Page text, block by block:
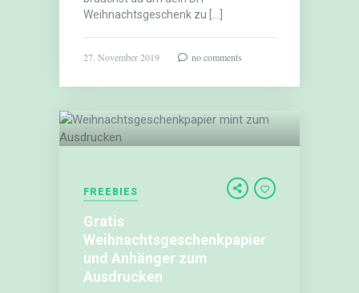
Weihnachtsgeschenk zu […]
27. November 2019 no comments
Gratis
Weihnachtsgeschenkpapier
Anhänger
Ausdrucken
FREEBIES
Gratis
Weihnachtsgeschenkpapier
und Anhänger zum
Ausdrucken